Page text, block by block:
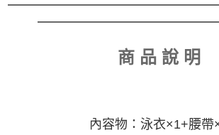
商 品 說 明
內容物： 泳衣×1+腰帶